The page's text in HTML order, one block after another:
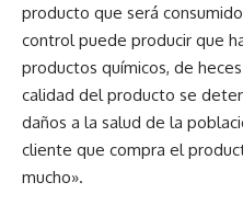
producto que será
control puede producir que
productos químicos, de
calidad del producto se
daños a la salud de la
cliente que compra el
mucho».